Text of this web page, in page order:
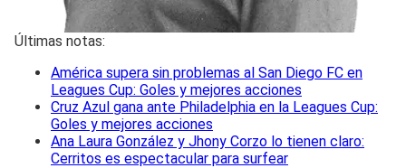
Últimas notas:
América supera sin problemas al San Diego FC en
Leagues Cup: Goles y mejores acciones
Cruz Azul gana ante Philadelphia en la Leagues Cup:
Goles y mejores acciones
Ana Laura González y Jhony Corzo lo tienen claro:
Cerritos es espectacular para surfear